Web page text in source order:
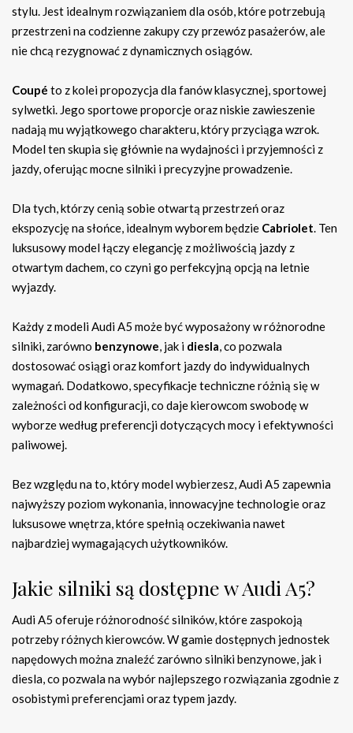
stylu. Jest idealnym rozwiązaniem dla osób, które potrzebują
przestrzeni na codzienne zakupy czy przewóz pasażerów, ale
nie chcą rezygnować z dynamicznych osiągów.
Coupé to z kolei propozycja dla fanów klasycznej, sportowej
sylwetki. Jego sportowe proporcje oraz niskie zawieszenie
nadają mu wyjątkowego charakteru, który przyciąga wzrok.
Model ten skupia się głównie na wydajności i przyjemności z
jazdy, oferując mocne silniki i precyzyjne prowadzenie.
Dla tych, którzy cenią sobie otwartą przestrzeń oraz
ekspozycję na słońce, idealnym wyborem będzie Cabriolet. Ten
luksusowy model łączy elegancję z możliwością jazdy z
otwartym dachem, co czyni go perfekcyjną opcją na letnie
wyjazdy.
Każdy z modeli Audi A5 może być wyposażony w różnorodne
silniki, zarówno benzynowe, jak i diesla, co pozwala
dostosować osiągi oraz komfort jazdy do indywidualnych
wymagań. Dodatkowo, specyfikacje techniczne różnią się w
zależności od konfiguracji, co daje kierowcom swobodę w
wyborze według preferencji dotyczących mocy i efektywności
paliwowej.
Bez względu na to, który model wybierzesz, Audi A5 zapewnia
najwyższy poziom wykonania, innowacyjne technologie oraz
luksusowe wnętrza, które spełnią oczekiwania nawet
najbardziej wymagających użytkowników.
Jakie silniki są dostępne w Audi A5?
Audi A5 oferuje różnorodność silników, które zaspokoją
potrzeby różnych kierowców. W gamie dostępnych jednostek
napędowych można znaleźć zarówno silniki benzynowe, jak i
diesla, co pozwala na wybór najlepszego rozwiązania zgodnie z
osobistymi preferencjami oraz typem jazdy.